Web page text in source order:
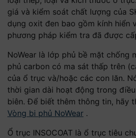
giá và kiểm soát chất lượng của
dụng oxit đen bao gồm kính hiển
phương pháp kiểm tra đã được
NoWear là lớp phủ bề mặt chống
phủ carbon có ma sát thấp trên
của ổ trục và/hoặc các con lăn.
thời gian dài hoạt động trong
biên. Để biết thêm thông tin, hãy
Vòng bi phủ NoWear .
Ổ trục INSOCOAT là ổ trục tiêu